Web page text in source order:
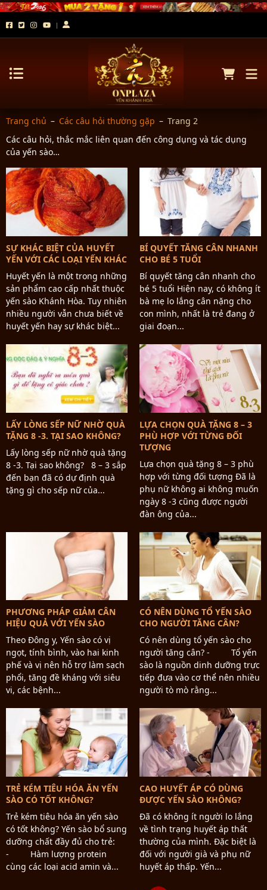
Trang chủ – Các câu hỏi thường gặp – Trang 2
Các câu hỏi, thắc mắc liên quan đến công dụng và tác dụng
của yến sào…
SỰ KHÁC BIỆT CỦA HUYẾT
YẾN VỚI CÁC LOẠI YẾN KHÁC
Huyết yến là một trong những
sản phẩm cao cấp nhất thuộc
yến sào Khánh Hòa. Tuy nhiên
nhiều người vẫn chưa biết về
huyết yến hay sự khác biệt...
BÍ QUYẾT TĂNG CÂN NHANH
CHO BÉ 5 TUỔI
Bí quyết tăng cân nhanh cho
bé 5 tuổi Hiện nay, có không ít
bà mẹ lo lắng cân nặng cho
con mình, nhất là trẻ đang ở
giai đoạn...
LẤY LÒNG SẾP NỮ NHỜ QUÀ
TẶNG 8 -3. TẠI SAO KHÔNG?
Lấy lòng sếp nữ nhờ quà tặng
8 -3. Tại sao không? 8 – 3 sắp
đến bạn đã có dự định quà
tặng gì cho sếp nữ của...
LỰA CHỌN QUÀ TẶNG 8 – 3
PHÙ HỢP VỚI TỪNG ĐỐI
TƯỢNG
Lựa chọn quà tặng 8 – 3 phù
hợp với từng đối tượng Đã là
phụ nữ không ai không muốn
ngày 8 -3 cũng được người
đàn ông của...
PHƯƠNG PHÁP GIẢM CÂN
HIỆU QUẢ VỚI YẾN SÀO
Theo Đông y, Yến sào có vị
ngọt, tính bình, vào hai kinh
phế và vị nên hỗ trợ làm sạch
phổi, tăng đề kháng với siêu
vi, các bệnh...
CÓ NÊN DÙNG TỔ YẾN SÀO
CHO NGƯỜI TĂNG CÂN?
Có nên dùng tổ yến sào cho
người tăng cân? - Tổ yến
sào là nguồn dinh dưỡng trực
tiếp đưa vào cơ thể nên nhiều
người tò mò rằng...
TRẺ KÉM TIÊU HÓA ĂN YẾN
SÀO CÓ TỐT KHÔNG?
Trẻ kém tiêu hóa ăn yến sào
có tốt không? Yến sào bổ sung
dưỡng chất đầy đủ cho trẻ:
- Hàm lượng protein
cùng các loại acid amin và...
CAO HUYẾT ÁP CÓ DÙNG
ĐƯỢC YẾN SÀO KHÔNG?
Đã có không ít người lo lắng
về tình trạng huyết áp thất
thường của mình. Đặc biệt là
đối với người già và phụ nữ
huyết áp thấp. Yến...